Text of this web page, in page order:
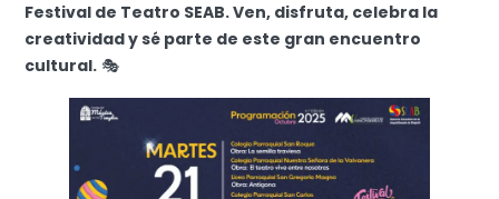
Festival de Teatro SEAB. Ven, disfruta, celebra la
creatividad y sé parte de este gran encuentro
cultural. 🎭